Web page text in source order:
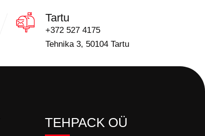
Tartu
+372 527 4175
Tehnika 3, 50104 Tartu
TEHPACK OÜ